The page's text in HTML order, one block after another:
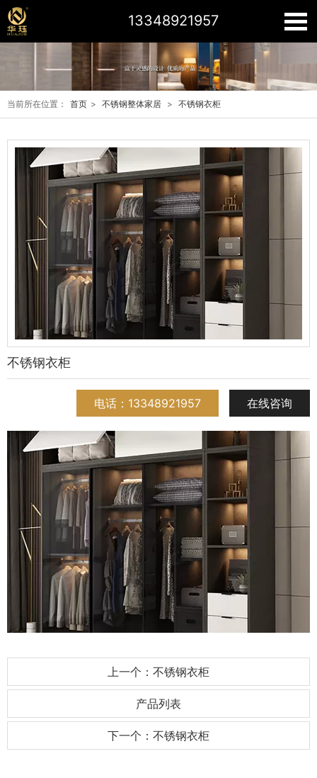
13348921957
当前所在位置： 首页 > 不锈钢整体家居 > 不锈钢衣柜
不锈钢衣柜
在线咨询
电话：13348921957
上一个：不锈钢衣柜
产品列表
下一个：不锈钢衣柜